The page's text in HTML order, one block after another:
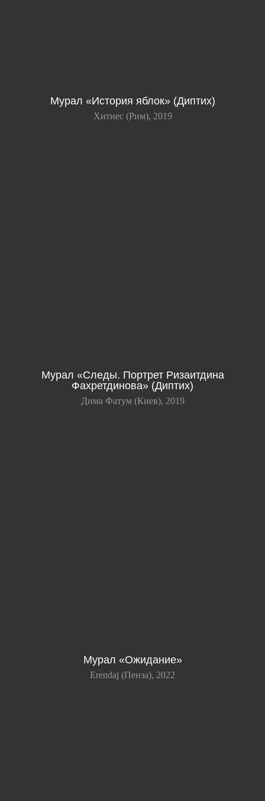
Мурал «История яблок» (Диптих)
Хитнес (Рим), 2019
Мурал «Следы. Портрет Ризаитдина
Фахретдинова» (Диптих)
Дима Фатум (Киев), 2019
Мурал «Ожидание»
Erendaj (Пенза), 2022